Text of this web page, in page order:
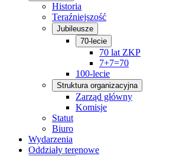
Historia
Teraźniejszość
Jubileusze
70-lecie
70 lat ZKP
7+7=70
100-lecie
Struktura organizacyjna
Zarząd główny
Komisje
Statut
Biuro
Wydarzenia
Oddziały terenowe